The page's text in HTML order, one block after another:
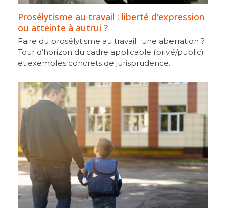
Prosélytisme au travail : liberté d’expression
ou atteinte à autrui ?
Faire du prosélytisme au travail : une aberration ?
Tour d’horizon du cadre applicable (privé/public)
et exemples concrets de jurisprudence.